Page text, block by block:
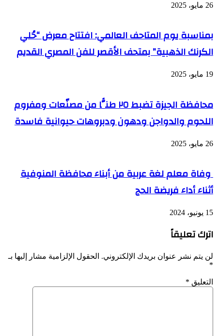
26 مايو، 2025
بمناسبة يوم المتاحف العالمي: افتتاح معرض “حُلي
الكرنك الذهبية” بمتحف الأقصر للفن المصري القديم
19 مايو، 2025
محافظة الجيزة تضبط ٢٥ طنًّا من مصنّعات ومفروم
اللحوم والدواجن ودهون ودبروهات حيوانية فاسدة
26 مايو، 2025
وفاة معلم لغة عربية من أبناء محافظة المنوفية
أثناء أداء فريضة الحج
15 يونيو، 2024
اترك تعليقاً
لن يتم نشر عنوان بريدك الإلكتروني. الحقول الإلزامية مشار إليها بـ
*
التعليق *